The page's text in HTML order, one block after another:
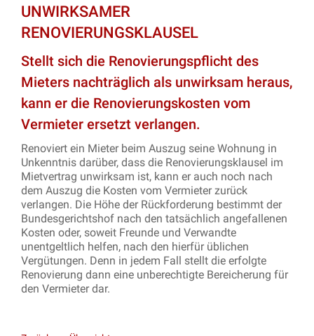
UNWIRKSAMER
RENOVIERUNGSKLAUSEL
Stellt sich die Renovierungspflicht des
Mieters nachträglich als unwirksam heraus,
kann er die Renovierungskosten vom
Vermieter ersetzt verlangen.
Renoviert ein Mieter beim Auszug seine Wohnung in
Unkenntnis darüber, dass die Renovierungsklausel im
Mietvertrag unwirksam ist, kann er auch noch nach
dem Auszug die Kosten vom Vermieter zurück
verlangen. Die Höhe der Rückforderung bestimmt der
Bundesgerichtshof nach den tatsächlich angefallenen
Kosten oder, soweit Freunde und Verwandte
unentgeltlich helfen, nach den hierfür üblichen
Vergütungen. Denn in jedem Fall stellt die erfolgte
Renovierung dann eine unberechtigte Bereicherung für
den Vermieter dar.